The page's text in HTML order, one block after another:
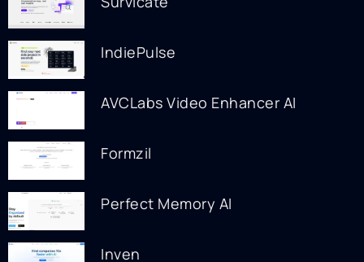
IndiePulse
AVCLabs Video Enhancer AI
Formzil
Perfect Memory AI
Inven